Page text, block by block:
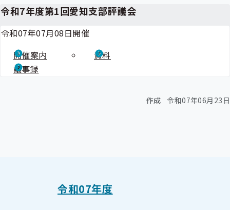
令和7年度第1回愛知支部評議会
令和07年07月08日開催
開催案内
資料
議事録
作成 令和07年06月23日
令和07年度